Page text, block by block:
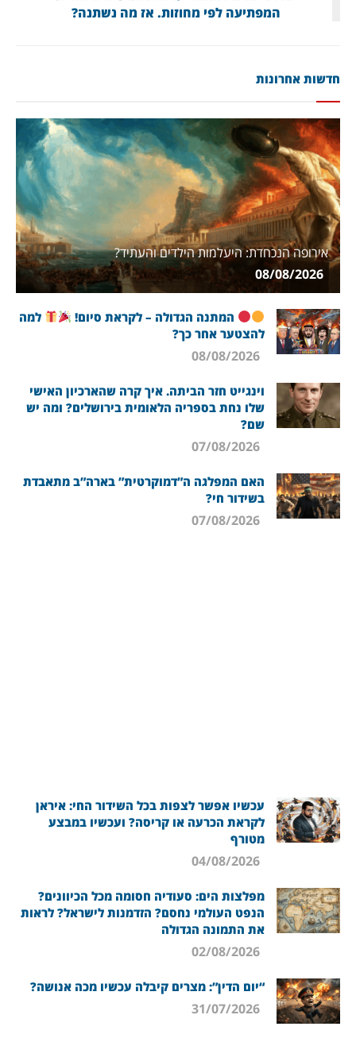
המפתיעה לפי מחוזות. אז מה נשתנה?
חדשות אחרונות
אירופה הנכחדת: היעלמות הילדים והעתיד?
המתנה הגדולה – לקראת סיום!
למה
להצטער אחר כך?
וינגייט חזר הביתה. איך קרה שהארכיון האישי
שלו נחת בספריה הלאומית בירושלים? ומה יש
שם?
האם המפלגה ה”דמוקרטית” בארה”ב מתאבדת
בשידור חי?
עכשיו אפשר לצפות בכל השידור החי: איראן
לקראת הכרעה או קריסה? ועכשיו במבצע
מטורף
מפלצות הים: סעודיה חסומה מכל הכיוונים?
הנפט העולמי נחסם? הזדמנות לישראל? לראות
את התמונה הגדולה
“יום הדין”: מצרים קיבלה עכשיו מכה אנושה?